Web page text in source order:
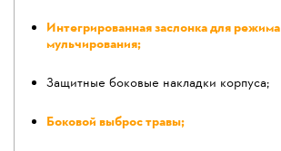
Интегрированная заслонка для режима
мульчирования;
Защитные боковые накладки корпуса;
Боковой выброс травы;